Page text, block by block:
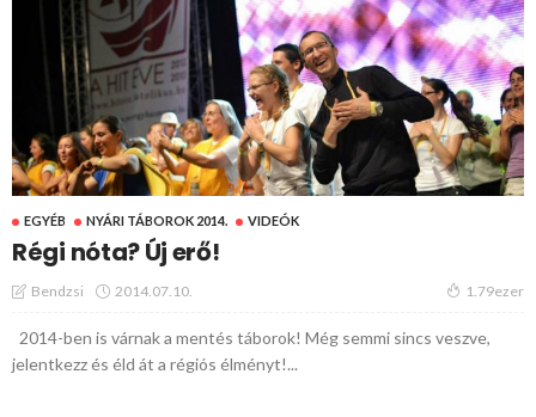
EGYÉB NYÁRI TÁBOROK 2014. VIDEÓK
Régi nóta? Új erő!
Bendzsi 2014.07.10. 1.79ezer
2014-ben is várnak a mentés táborok! Még semmi sincs veszve,
jelentkezz és éld át a régiós élményt!...